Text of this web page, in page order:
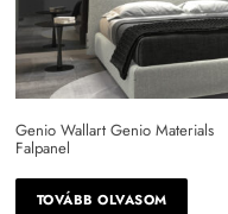
Genio Wallart Genio Materials
Falpanel
TOVÁBB OLVASOM